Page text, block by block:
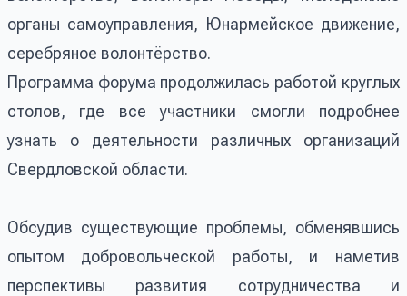
органы самоуправления, Юнармейское движение,
серебряное волонтёрство.
Программа форума продолжилась работой круглых
столов, где все участники смогли подробнее
узнать о деятельности различных организаций
Свердловской области.
Обсудив существующие проблемы, обменявшись
опытом добровольческой работы, и наметив
перспективы развития сотрудничества и